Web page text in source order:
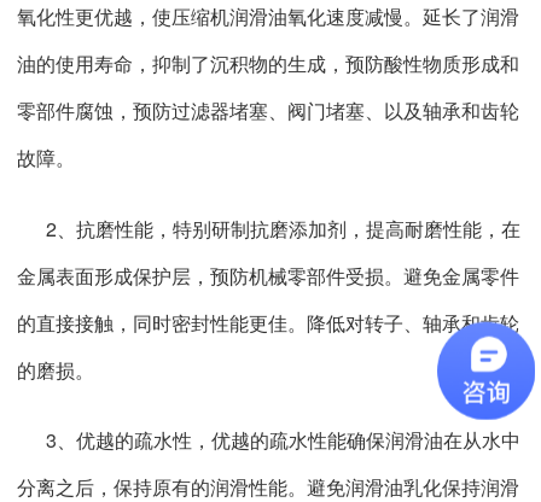
氧化性更优越，使压缩机润滑油氧化速度减慢。 延长了润滑
油的使用寿命，抑制了沉积物的生成，预防酸性物质形成和
零部件腐蚀，预防过滤器堵塞、阀门堵塞、以及轴承和齿轮
故障。
2、抗磨性能，特别研制抗磨添加剂，提高耐磨性能，在
金属表面形成保护层，预防机械零部件受损。避免金属零件
的直接接触，同时密封性能更佳。降低对转子、轴承和齿轮
的磨损。
3、优越的疏水性，优越的疏水性能确保润滑油在从水中
分离之后，保持原有的润滑性能。避免润滑油乳化保持润滑